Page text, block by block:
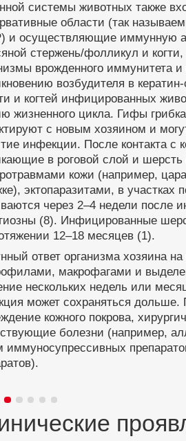
системы животных также
области (так
и осуществляющие иммунную
стержень/фолликул и
врожденного иммунитета
возбудителя в
и когтей инфицированных
жизненного цикла. Гифы
с новым хозяином и
инфекции. После контакта
в роговой слой и
кожи (например,
эктопаразитами, в
через 2–4 недели
(8). Инфицированные
12–18 месяцев (1).
ответ организма хозяина
макрофагами и
нескольких недель или
может сохраняться
кожного покрова,
болезни (например,
иммуносупрессивных